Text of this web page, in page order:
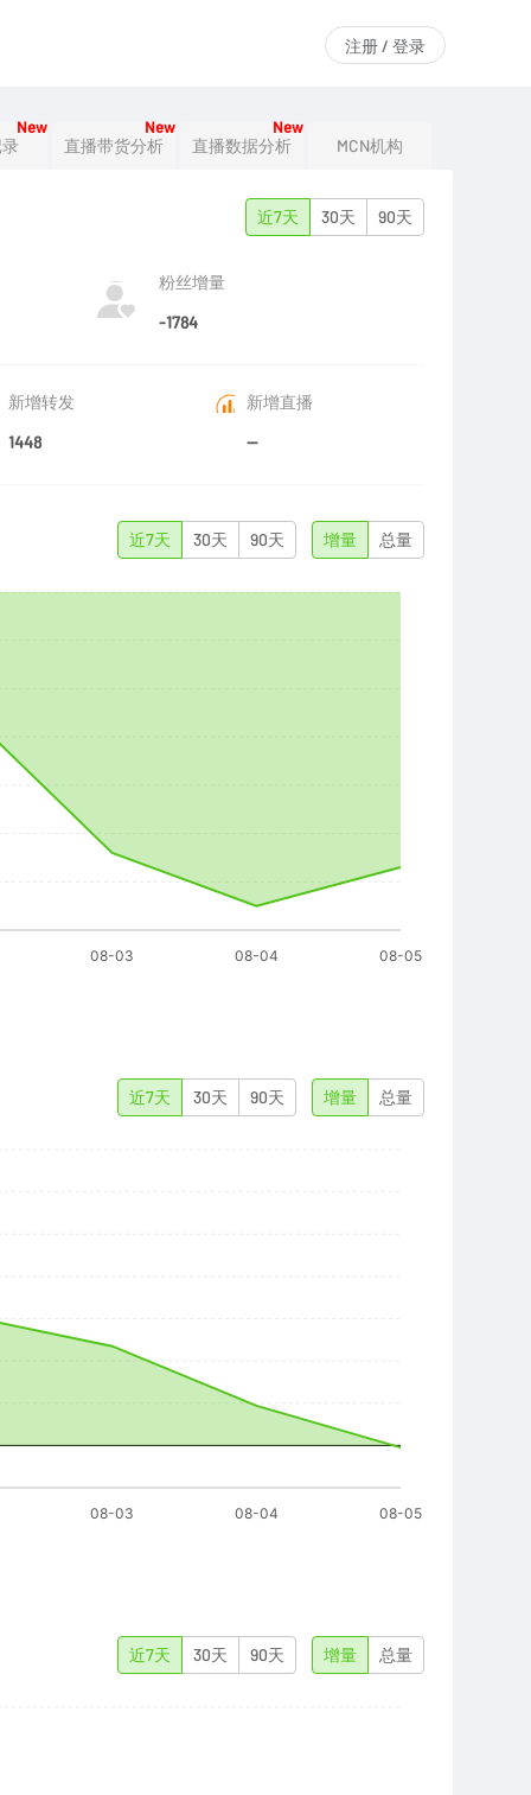
注册 / 登录
New
直播带货分析
New
直播数据分析
New
MCN机构
近7天 30天 90天
粉丝增量
-1784
新增转发
1448
新增直播
--
近7天 30天 90天 增量 总量
近7天 30天 90天 增量 总量
近7天 30天 90天 增量 总量